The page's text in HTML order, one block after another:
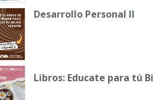
Desarrollo Personal II
Libros: Educate para tú